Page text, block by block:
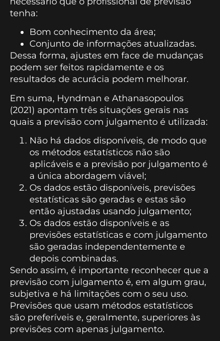
tenha:
Bom conhecimento da área;
Conjunto de informações atualizadas.
Dessa forma, ajustes em face de mudanças
podem ser feitos rapidamente e os
resultados de acurácia podem melhorar.
Em suma, Hyndman e Athanasopoulos
(2021) apontam três situações gerais nas
quais a previsão com julgamento é utilizada:
Não há dados disponíveis, de modo que
os métodos estatísticos não são
aplicáveis e a previsão por julgamento é
a única abordagem viável;
Os dados estão disponíveis, previsões
estatísticas são geradas e estas são
então ajustadas usando julgamento;
Os dados estão disponíveis e as
previsões estatísticas e com julgamento
são geradas independentemente e
depois combinadas.
Sendo assim, é importante reconhecer que a
previsão com julgamento é, em algum grau,
subjetiva e há limitações com o seu uso.
Previsões que usam métodos estatísticos
são preferíveis e, geralmente, superiores às
previsões com apenas julgamento.